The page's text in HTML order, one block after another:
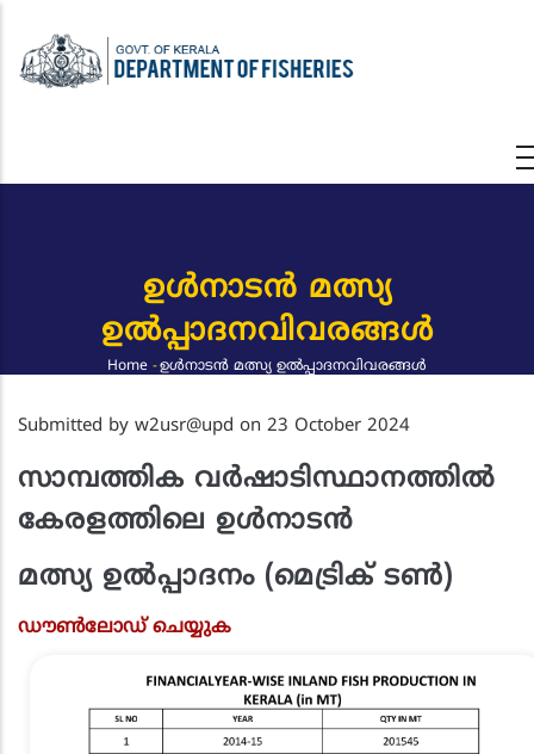
main
ഉൾനാടൻ മത്സ്യ
ഉൽപ്പാദനവിവരങ്ങള്‍
Home -ഉൾനാടൻ മത്സ്യ ഉൽപ്പാദനവിവരങ്ങള്‍
Submitted by w2usr@upd on 23 October 2024
സാമ്പത്തിക വർഷാടിസ്ഥാനത്തിൽ
കേരളത്തിലെ ഉൾനാടൻ
മത്സ്യ ഉൽപ്പാദനം (മെട്രിക് ടൺ)
ഡൗൺലോഡ് ചെയ്യുക